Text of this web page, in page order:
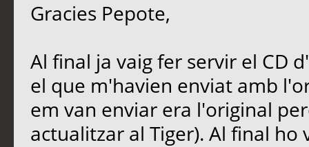
Gracies Pepote,
Al final ja vaig fer servir el CD
el que m'havien enviat amb
em van enviar era l'original
actualitzar al Tiger). Al final ho